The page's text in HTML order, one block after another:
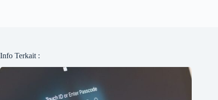
Info Terkait :